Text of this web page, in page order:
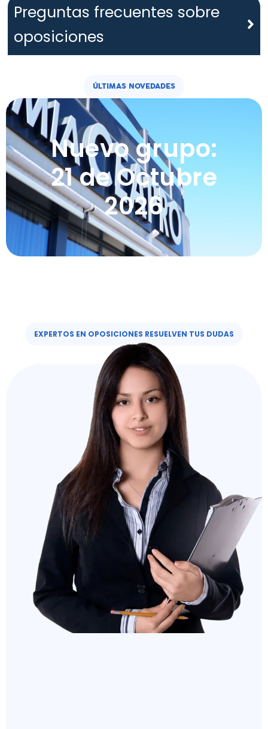
Preguntas frecuentes sobre
oposiciones
ÚLTIMAS NOVEDADES
Nuevo grupo:
21 de Octubre
2026
EXPERTOS EN OPOSICIONES RESUELVEN TUS DUDAS​